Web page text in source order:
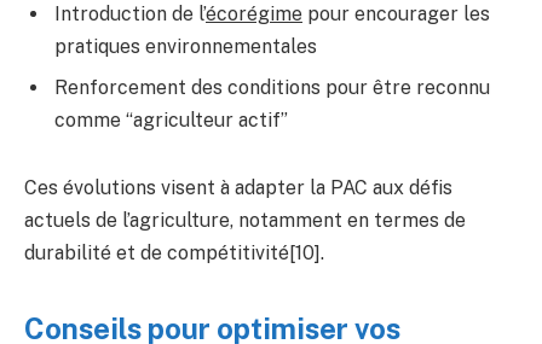
Introduction de l’écorégime pour encourager les
pratiques environnementales
Renforcement des conditions pour être reconnu
comme “agriculteur actif”
Ces évolutions visent à adapter la PAC aux défis
actuels de l’agriculture, notamment en termes de
durabilité et de compétitivité[10].
Conseils pour optimiser vos